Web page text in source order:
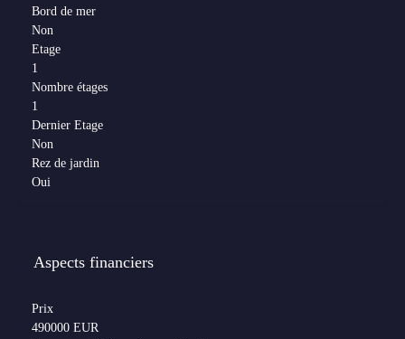
Bord de mer
Non
Etage
1
Nombre étages
1
Dernier Etage
Non
Rez de jardin
Oui
Aspects financiers
Prix
490000 EUR